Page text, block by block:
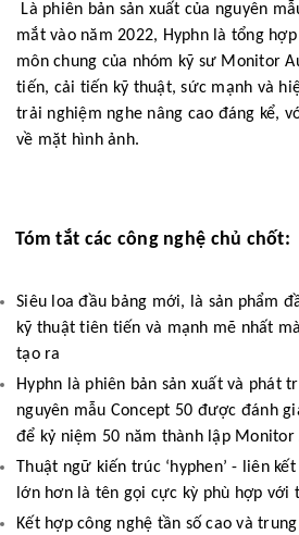
Là phiên bản sản xuất của nguyên
mắt vào năm 2022, Hyphn là tổng
môn chung của nhóm kỹ sư Monitor
tiến, cải tiến kỹ thuật, sức mạnh và
trải nghiệm nghe nâng cao đáng kể,
về mặt hình ảnh.
Tóm tắt các công nghệ chủ chốt:
Siêu loa đầu bảng mới, là sản phẩm
kỹ thuật tiên tiến và mạnh mẽ nhất
tạo ra
Hyphn là phiên bản sản xuất và phát
nguyên mẫu Concept 50 được đánh
để kỷ niệm 50 năm thành lập Monitor
Thuật ngữ kiến trúc ‘hyphen’ - liên
lớn hơn là tên gọi cực kỳ phù hợp với
Kết hợp công nghệ tần số cao và